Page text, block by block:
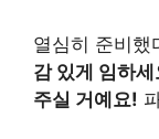
열심히 준비했
감 있게 임하세
주실 거예요!